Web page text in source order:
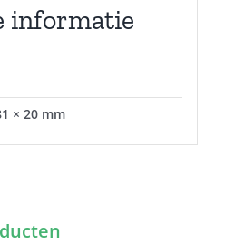
informatie
× 20 mm